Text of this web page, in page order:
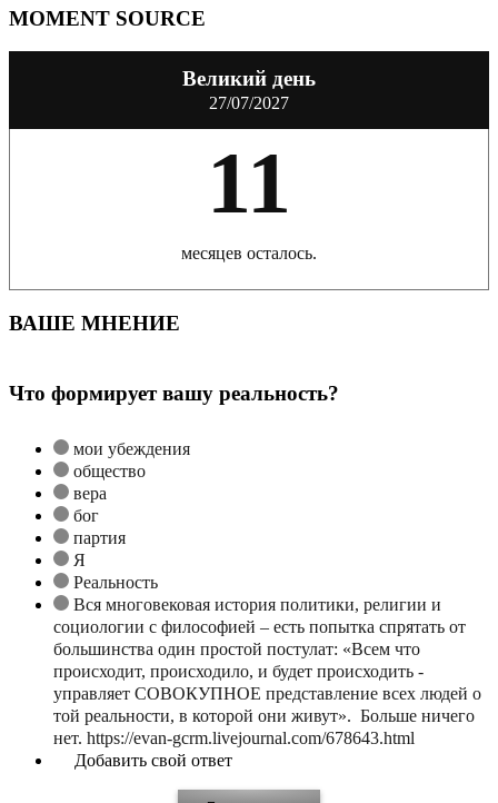
MOMENT SOURCE
Великий день
27/07/2027
11
месяцев осталось.
ВАШЕ МНЕНИЕ
Что формирует вашу реальность?
мои убеждения
общество
вера
бог
партия
Я
Реальность
Вся многовековая история политики, религии и
социологии с философией – есть попытка спрятать от
большинства один простой постулат: «Всем что
происходит, происходило, и будет происходить -
управляет СОВОКУПНОЕ представление всех людей о
той реальности, в которой они живут». Больше ничего
нет. https://evan-gcrm.livejournal.com/678643.html
Добавить свой ответ